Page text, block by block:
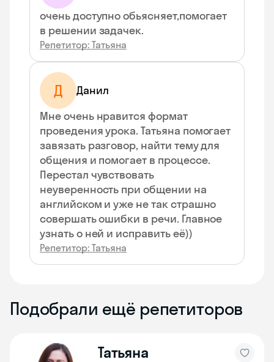
очень доступно обьясняет,помогает
в решении задачек.
Репетитор: Татьяна
Д
Данил
Мне очень нравится формат
проведения урока. Татьяна помогает
завязать разговор, найти тему для
общения и помогает в процессе.
Перестал чувствовать
неуверенность при общении на
английском и уже не так страшно
совершать ошибки в речи. Главное
узнать о ней и исправить её))
Репетитор: Татьяна
Подобрали ещё репетиторов
Татьяна